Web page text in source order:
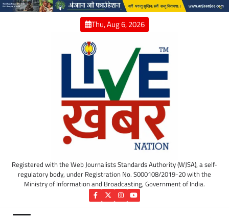
Skip
Thu, Aug 6, 2026
Registered with the Web Journalists Standards Authority (WJSA), a self-
regulatory body, under Registration No. S000108/2019-20 with the
Ministry of Information and Broadcasting, Government of India.
Facebook
TwitterInstagram
YouTube